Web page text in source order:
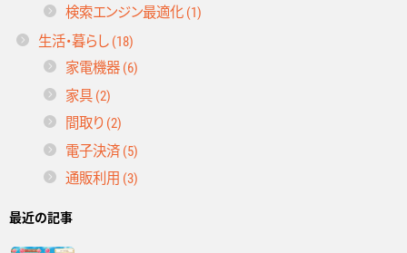
検索エンジン最適化 (1)
生活・暮らし (18)
家電機器 (6)
家具 (2)
間取り (2)
電子決済 (5)
通販利用 (3)
最近の記事